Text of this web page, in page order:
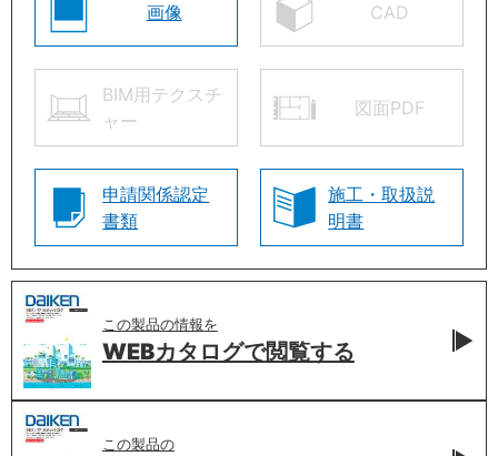
画像 CAD
BIM用テクスチ
ャー
図面PDF
申請関係認定
書類
施工・取扱説
明書
この製品の情報を
WEBカタログで閲覧する
この製品の